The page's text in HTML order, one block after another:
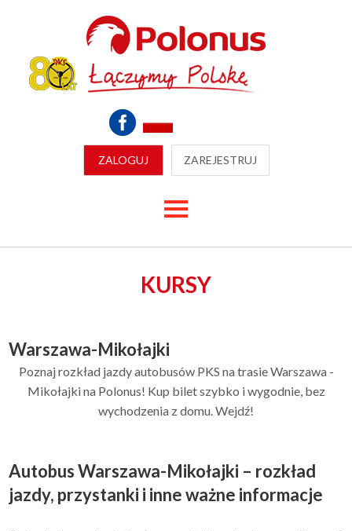
ZALOGUJ ZAREJESTRUJ
KURSY
Warszawa-Mikołajki
Poznaj rozkład jazdy autobusów PKS na trasie Warszawa -
Mikołajki na Polonus! Kup bilet szybko i wygodnie, bez
wychodzenia z domu. Wejdź!
Autobus Warszawa-Mikołajki – rozkład
jazdy, przystanki i inne ważne informacje